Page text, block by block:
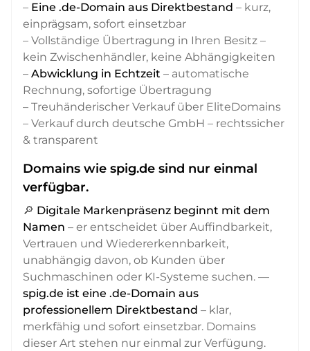
– Eine .de-Domain aus Direktbestand – kurz,
einprägsam, sofort einsetzbar
– Vollständige Übertragung in Ihren Besitz –
kein Zwischenhändler, keine Abhängigkeiten
– Abwicklung in Echtzeit – automatische
Rechnung, sofortige Übertragung
– Treuhänderischer Verkauf über EliteDomains
– Verkauf durch deutsche GmbH – rechtssicher
& transparent
Domains wie spig.de sind nur einmal
verfügbar.
🔎 Digitale Markenpräsenz beginnt mit dem
Namen – er entscheidet über Auffindbarkeit,
Vertrauen und Wiedererkennbarkeit,
unabhängig davon, ob Kunden über
Suchmaschinen oder KI-Systeme suchen. —
spig.de ist eine .de-Domain aus
professionellem Direktbestand – klar,
merkfähig und sofort einsetzbar. Domains
dieser Art stehen nur einmal zur Verfügung.